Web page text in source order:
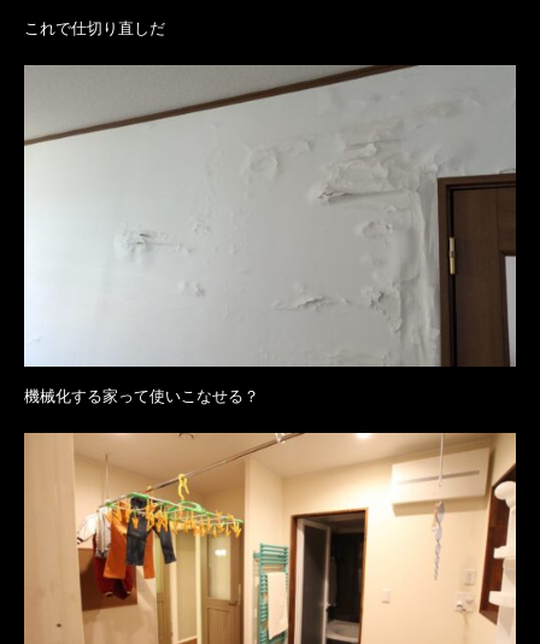
これで仕切り直しだ
機械化する家って使いこなせる？